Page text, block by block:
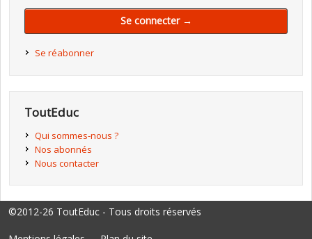
Se connecter →
Se réabonner
ToutEduc
Qui sommes-nous ?
Nos abonnés
Nous contacter
©2012-26 ToutEduc - Tous droits réservés